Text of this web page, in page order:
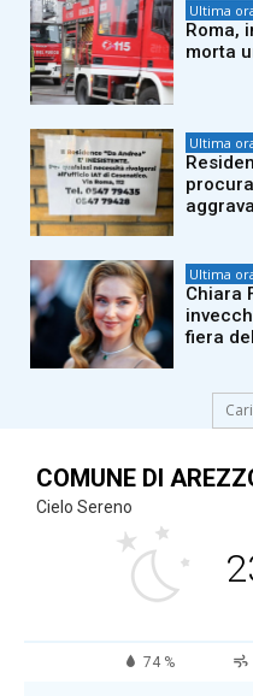
Ultima
Roma,
morta
Ultima
Ultima
Chiara
fiera
COMUNE DI
Cielo Sereno
74 %